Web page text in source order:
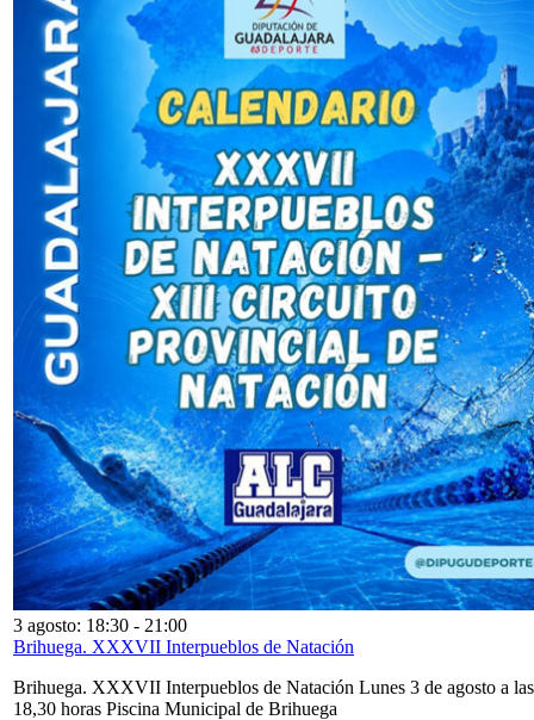
3 agosto: 18:30 - 21:00
Brihuega. XXXVII Interpueblos de Natación
Brihuega. XXXVII Interpueblos de Natación Lunes 3 de agosto a las
18,30 horas Piscina Municipal de Brihuega